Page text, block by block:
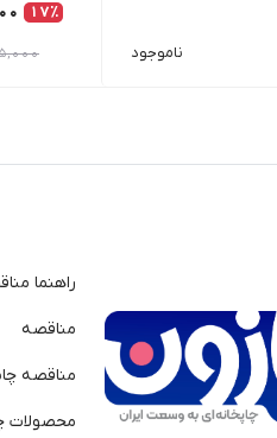
ناموجود
17٪
راهنما
مناقصه
مناقصه
محصولات